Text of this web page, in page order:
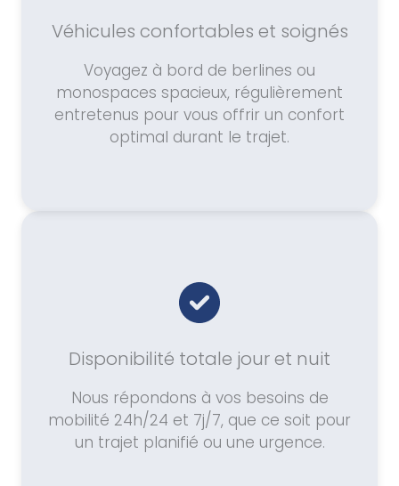
Véhicules confortables et soignés
Voyagez à bord de berlines ou
monospaces spacieux, régulièrement
entretenus pour vous offrir un confort
optimal durant le trajet.
Disponibilité totale jour et nuit
Nous répondons à vos besoins de
mobilité 24h/24 et 7j/7, que ce soit pour
un trajet planifié ou une urgence.